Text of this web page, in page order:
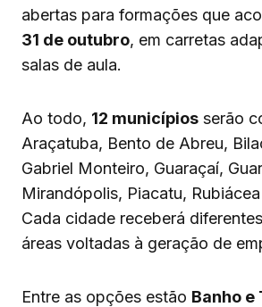
abertas para formações que
31 de outubro, em carretas
salas de aula.
Ao todo, 12 municípios serão
Araçatuba, Bento de Abreu,
Gabriel Monteiro, Guaraçaí,
Mirandópolis, Piacatu,
Cada cidade receberá
áreas voltadas à geração de
Entre as opções estão Banho e